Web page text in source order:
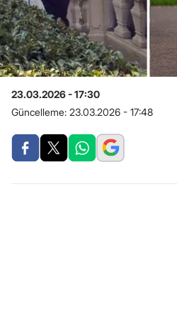
23.03.2026 - 17:30
Güncelleme: 23.03.2026 - 17:48